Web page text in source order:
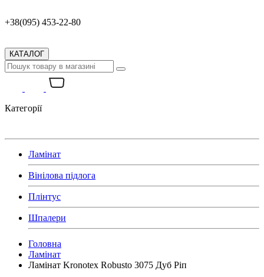
+38(095) 453-22-80
КАТАЛОГ
Категорії
Ламінат
Вінілова підлога
Плінтус
Шпалери
Головна
Ламінат
Ламінат Kronotex Robusto 3075 Дуб Ріп